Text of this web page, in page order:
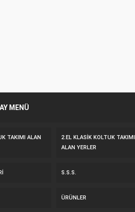
MENÜ
TAKIMI ALAN
2.EL KLASIK KOLTUK TAKIMI
ALAN YERLER
S.S.S.
ÜRÜNLER